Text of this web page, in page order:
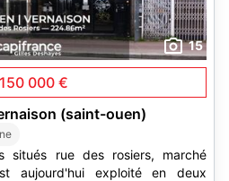
15
000 €
(saint-ouen)
situés rue des rosiers, marché
aujourd'hui exploité en deux